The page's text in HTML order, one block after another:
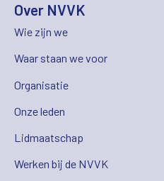
Over NVVK
Wie zijn we
Waar staan we voor
Organisatie
Onze leden
Lidmaatschap
Werken bij de NVVK